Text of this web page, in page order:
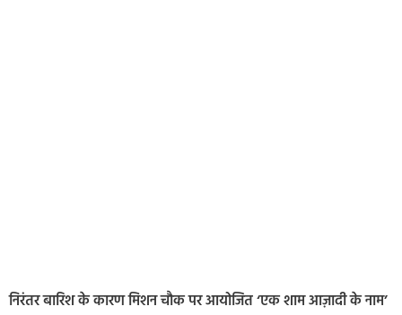
निरंतर बारिश के कारण मिशन चौक पर आयोजित ‘एक शाम आज़ादी के नाम’